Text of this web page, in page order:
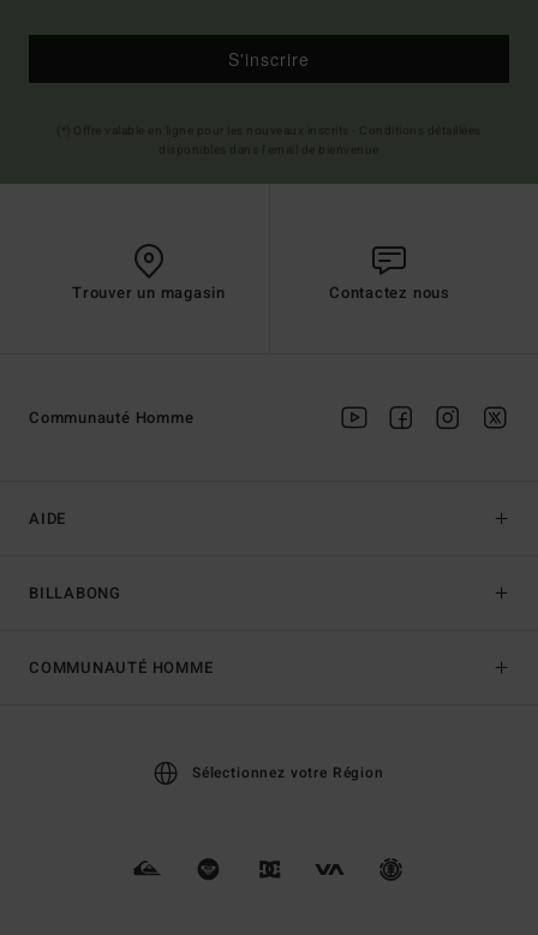
S'inscrire
Trouver un magasin Contactez nous
AIDE
BILLABONG
Communauté Homme
COMMUNAUTÉ HOMME
Sélectionnez votre Région